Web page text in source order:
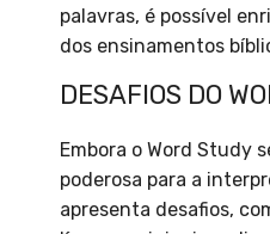
palavras, é possível
dos ensinamentos
DESAFIOS DO
Embora o Word Study
poderosa para a
apresenta desafios,